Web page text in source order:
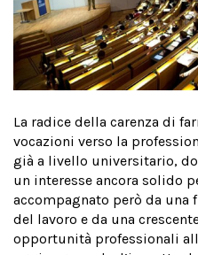
La radice della carenza di
vocazioni verso la
già a livello universitario,
un interesse ancora solido
accompagnato però da
del lavoro e da una
opportunità professionali